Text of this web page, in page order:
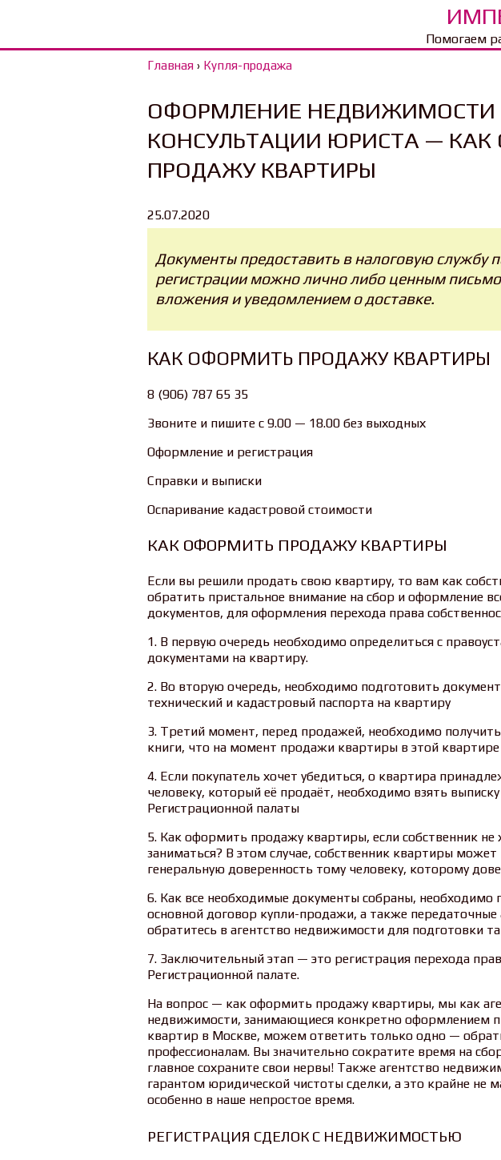
Помогаем
Главная› Купля-продажа
ОФОРМЛЕНИE НЕДВИЖИМОСТИ
КОНСУЛЬТАЦИИ ЮРИСТА —
ПРОДАЖУ КВАРТИРЫ
25.07.2020
Документы предоставить в налоговую службу
регистрации можно лично либо ценным
вложения и уведомлением о доставке.
КАК ОФОРМИТЬ ПРОДАЖУ КВАРТИРЫ
8 (906) 787 65 35
Звоните и пишите с 9.00 — 18.00 без выходных
Оформление и регистрация
Справки и выписки
Оспаривание кадастровой стоимости
КАК ОФОРМИТЬ ПРОДАЖУ КВАРТИРЫ
Если вы решили продать свою квартиру, то вам как
обратить пристальное внимание на сбор и оформление
документов, для оформления перехода права
1. В первую очередь необходимо определиться с
документами на квартиру.
2. Во вторую очередь, необходимо подготовить
технический и кадастровый паспорта на квартиру
3. Третий момент, перед продажей, необходимо
книги, что на момент продажи квартиры в этой
4. Если покупатель хочет убедиться, о квартира
человеку, который её продаёт, необходимо взять
Регистрационной палаты
5. Как оформить продажу квартиры, если собственник не
заниматься? В этом случае, собственник квартиры может
генеральную доверенность тому человеку, которому
6. Как все необходимые документы собраны, необходимо
основной договор купли-продажи, а также передаточные
обратитесь в агентство недвижимости для подготовки
7. Заключительный этап — это регистрация перехода
Регистрационной палате.
На вопрос — как оформить продажу квартиры, мы как
недвижимости, занимающиеся конкретно оформлением
квартир в Москве, можем ответить только одно —
профессионалам. Вы значительно сократите время на
главное сохраните свои нервы! Также агентство
гарантом юридической чистоты сделки, а это крайне не
особенно в наше непростое время.
РЕГИСТРАЦИЯ СДЕЛОК С НЕДВИЖИМОСТЬЮ